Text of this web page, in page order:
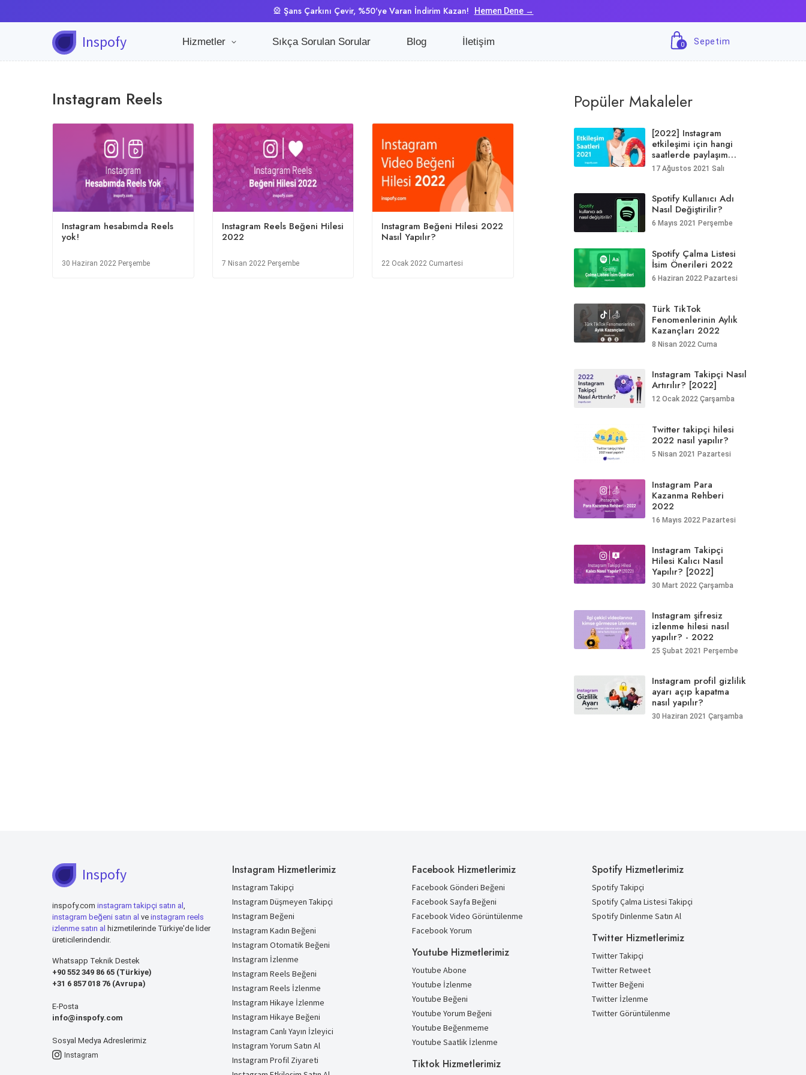
🎡 Şans Çarkını Çevir, %50'ye Varan İndirim Kazan! Hemen Dene →
Inspofy Hizmetler Sıkça Sorulan Sorular Blog İletişim 0 Sepetim
Instagram Reels
Instagram hesabımda Reels
yok!
30 Haziran 2022 Perşembe
Instagram Reels Beğeni Hilesi
2022
7 Nisan 2022 Perşembe
Instagram Beğeni Hilesi 2022
Nasıl Yapılır?
22 Ocak 2022 Cumartesi
Popüler Makaleler
[2022] Instagram
etkileşimi için hangi
saatlerde paylaşım
yapılmalıdır?
17 Ağustos 2021 Salı
Spotify Kullanıcı Adı
Nasıl Değiştirilir?
6 Mayıs 2021 Perşembe
Spotify Çalma Listesi
İsim Önerileri 2022
6 Haziran 2022 Pazartesi
Türk TikTok
Fenomenlerinin Aylık
Kazançları 2022
8 Nisan 2022 Cuma
Instagram Takipçi Nasıl
Artırılır? [2022]
12 Ocak 2022 Çarşamba
Twitter takipçi hilesi
2022 nasıl yapılır?
5 Nisan 2021 Pazartesi
Instagram Para
Kazanma Rehberi
2022
16 Mayıs 2022 Pazartesi
Instagram Takipçi
Hilesi Kalıcı Nasıl
Yapılır? [2022]
30 Mart 2022 Çarşamba
Instagram şifresiz
izlenme hilesi nasıl
yapılır? - 2022
25 Şubat 2021 Perşembe
Instagram profil gizlilik
ayarı açıp kapatma
nasıl yapılır?
30 Haziran 2021 Çarşamba
Inspofy
inspofy.com instagram takipçi satın al ,
instagram beğeni satın al ve instagram reels
izlenme satın al hizmetilerinde Türkiye'de lider
üreticilerindendir.
Whatsapp Teknik Destek
+90 552 349 86 65 (Türkiye)
+31 6 857 018 76 (Avrupa)
E-Posta
info@inspofy.com
Sosyal Medya Adreslerimiz
Instagram
Instagram Hizmetlerimiz
Instagram Takipçi
Instagram Düşmeyen Takipçi
Instagram Beğeni
Instagram Kadın Beğeni
Instagram Otomatik Beğeni
Instagram İzlenme
Instagram Reels Beğeni
Instagram Reels İzlenme
Instagram Hikaye İzlenme
Instagram Hikaye Beğeni
Instagram Canlı Yayın İzleyici
Instagram Yorum Satın Al
Instagram Profil Ziyareti
Facebook Hizmetlerimiz
Facebook Gönderi Beğeni
Facebook Sayfa Beğeni
Facebook Video Görüntülenme
Facebook Yorum
Youtube Hizmetlerimiz
Youtube Abone
Youtube İzlenme
Youtube Beğeni
Youtube Yorum Beğeni
Youtube Beğenmeme
Youtube Saatlik İzlenme
Tiktok Hizmetlerimiz
Spotify Hizmetlerimiz
Spotify Takipçi
Spotify Çalma Listesi Takipçi
Spotify Dinlenme Satın Al
Twitter Hizmetlerimiz
Twitter Takipçi
Twitter Retweet
Twitter Beğeni
Twitter İzlenme
Twitter Görüntülenme